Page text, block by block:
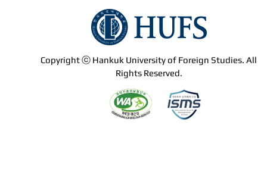
Copyright ⓒ Hankuk University of Foreign Studies. All
Rights Reserved.